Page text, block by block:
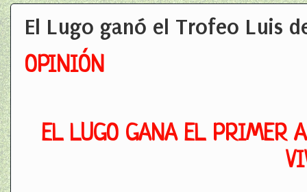
El Lugo ganó el Trofeo Luis
OPINIÓN
EL LUGO GANA EL PRIMER